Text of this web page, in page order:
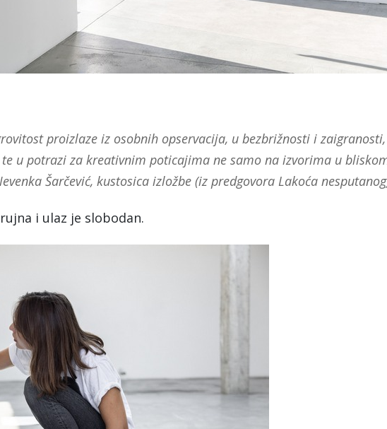
proizlaze iz osobnih opservacija, u bezbrižnosti i zaigranosti,
u potrazi za kreativnim poticajima ne samo na izvorima u
Šarčević, kustosica izložbe (iz predgovora Lakoća
i ulaz je slobodan.